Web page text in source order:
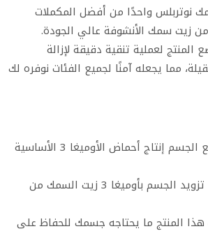
زيت السمك نوتربلس واحدًا من أفضل المكملات
زيت سمك الأنشوفة عالي الجودة.
المنتج لعملية تنقية دقيقة لإزالة
مما يجعله آمنًا لجميع الفئات نوفره لك
في الواقع، لا يستطيع الجسم إنتاج أحماض الأوميغا 3 الأساسية
، من المهم جدًا تزويد الجسم بأوميغا 3 زيت السمك من
هذا المنتج ما يحتاجه جسمك للحفاظ على